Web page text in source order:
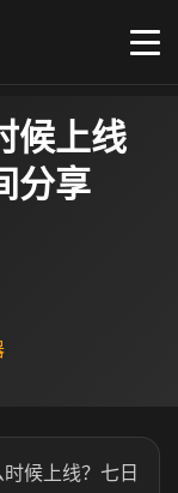
候上线
分享
候上线？七日